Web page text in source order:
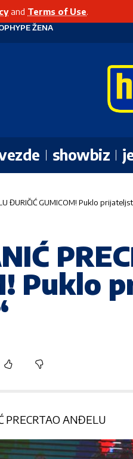
and Terms of Use.
HYPE ŽENA
showbiz
ĐURIČIĆ GUMICOM! Puklo
Puklo
PRECRTAO ANĐELU